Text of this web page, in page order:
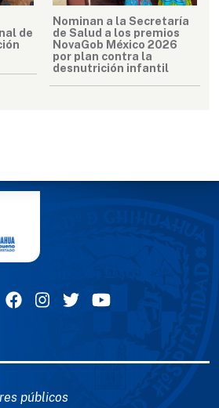
de
Nominan a la Secretaría
de Salud a los premios
NovaGob México 2026
por plan contra la
desnutrición infantil
públicos